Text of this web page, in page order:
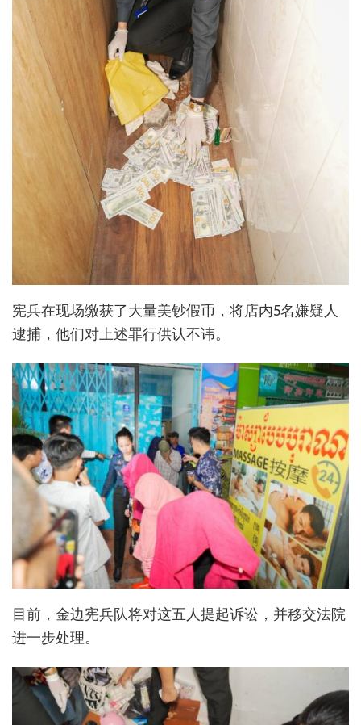
宪兵在现场缴获了大量美钞假币，将店内5名嫌疑人
逮捕，他们对上述罪行供认不讳。
目前，金边宪兵队将对这五人提起诉讼，并移交法院
进一步处理。